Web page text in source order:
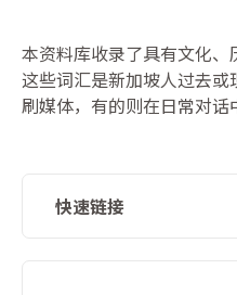
本资料库收录了具有文化、
这些词汇是新加坡人过去
刷媒体，有的则在日常对话
快速链接